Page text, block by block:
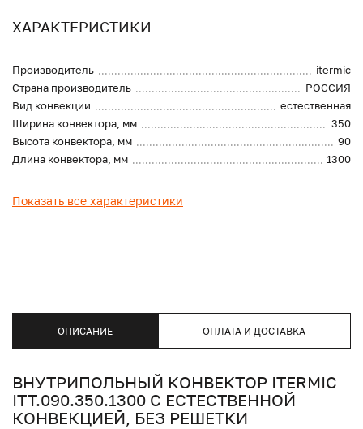
ХАРАКТЕРИСТИКИ
Производитель
itermic
Страна производитель
РОССИЯ
Вид конвекции
естественная
Ширина конвектора, мм
350
Высота конвектора, мм
90
Длина конвектора, мм
1300
Показать все характеристики
ОПИСАНИЕ ОПЛАТА И ДОСТАВКА
ВНУТРИПОЛЬНЫЙ КОНВЕКТОР ITERMIC
ITT.090.350.1300 С ЕСТЕСТВЕННОЙ
КОНВЕКЦИЕЙ, БЕЗ РЕШЕТКИ